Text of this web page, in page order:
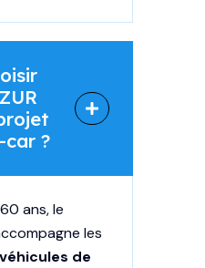
car ?
ans, le
les
véhicules de